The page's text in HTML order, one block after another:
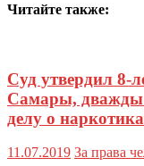
Читайте также:
Суд утвердил 8-
Самары, дважды
делу о
11.07.2019 За права